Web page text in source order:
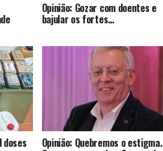
Opinião: Gozar com doentes e
bajular os fortes…
doses Opinião: Quebremos o estigma.